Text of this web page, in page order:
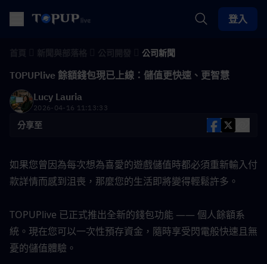
登入
公司新聞
TOPUPlive 餘額錢包現已上線：儲值更快速、更智慧
Lucy Lauria
2026-04-16 11:13:33
分享至
如果您曾因為每次想為喜愛的遊戲儲值時都必須重新輸入付
款詳情而感到沮喪，那麼您的生活即將變得輕鬆許多。
TOPUPlive 已正式推出全新的錢包功能 —— 個人餘額系
統。現在您可以一次性預存資金，隨時享受閃電般快速且無
憂的儲值體驗。